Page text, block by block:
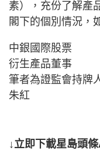
素），充份了解產
閣下的個別情況，
中銀國際股票
衍生產品董事
筆者為證監會持牌
朱紅
↓立即下載星島頭